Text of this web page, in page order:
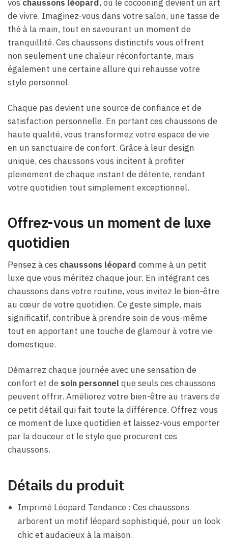
vos chaussons léopard , où le cocooning devient un art
de vivre. Imaginez-vous dans votre salon, une tasse de
thé à la main, tout en savourant un moment de
tranquillité. Ces chaussons distinctifs vous offrent
non seulement une chaleur réconfortante, mais
également une certaine allure qui rehausse votre
style personnel.
Chaque pas devient une source de confiance et de
satisfaction personnelle. En portant ces chaussons de
haute qualité, vous transformez votre espace de vie
en un sanctuaire de confort. Grâce à leur design
unique, ces chaussons vous incitent à profiter
pleinement de chaque instant de détente, rendant
votre quotidien tout simplement exceptionnel.
Offrez-vous un moment de luxe
quotidien
Pensez à ces chaussons léopard comme à un petit
luxe que vous méritez chaque jour. En intégrant ces
chaussons dans votre routine, vous invitez le bien-être
au cœur de votre quotidien. Ce geste simple, mais
significatif, contribue à prendre soin de vous-même
tout en apportant une touche de glamour à votre vie
domestique.
Démarrez chaque journée avec une sensation de
confort et de soin personnelque seuls ces chaussons
peuvent offrir. Améliorez votre bien-être au travers de
ce petit détail qui fait toute la différence. Offrez-vous
ce moment de luxe quotidien et laissez-vous emporter
par la douceur et le style que procurent ces
chaussons.
Détails du produit
Imprimé Léopard Tendance : Ces chaussons
arborent un motif léopard sophistiqué, pour un look
chic et audacieux à la maison.